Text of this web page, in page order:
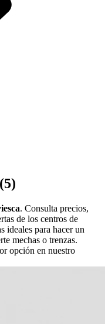
(5)
. Consulta precios,
de los centros de
ideales para hacer un
mechas o trenzas.
opción en nuestro